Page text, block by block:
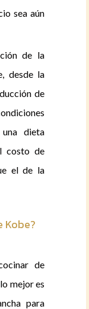
sea aún
de la
desde la
de
dieta
costo de
el de la
Kobe?
de
mejor es
para